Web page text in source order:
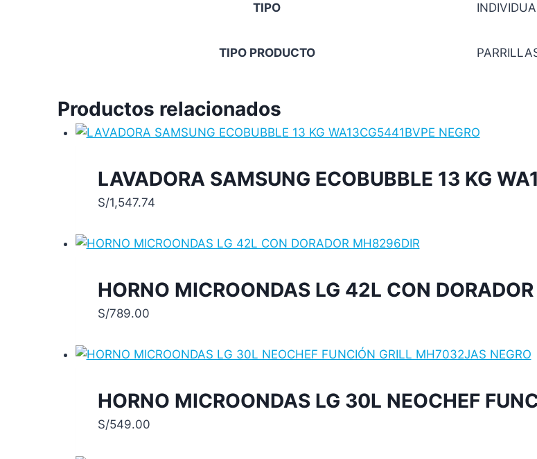
TIPO
TIPO PRODUCTO
Productos relacionados
LAVADORA SAMSUNG ECOBUBBLE 13 KG
S/1,547.74
HORNO MICROONDAS LG 42L CON
S/789.00
HORNO MICROONDAS LG 30L NEOCHEF
S/549.00